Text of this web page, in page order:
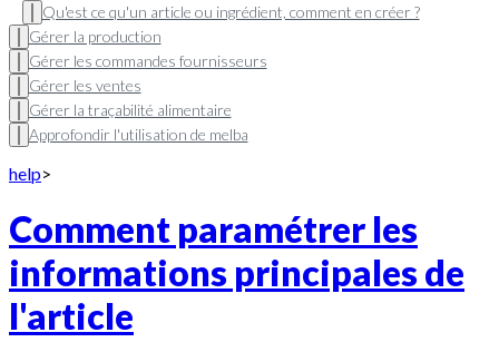
Qu'est ce qu'un article ou ingrédient, comment en créer ?
Gérer la production
Gérer les commandes fournisseurs
Gérer les ventes
Gérer la traçabilité alimentaire
Approfondir l'utilisation de melba
help>
Comment paramétrer les
informations principales de
l'article